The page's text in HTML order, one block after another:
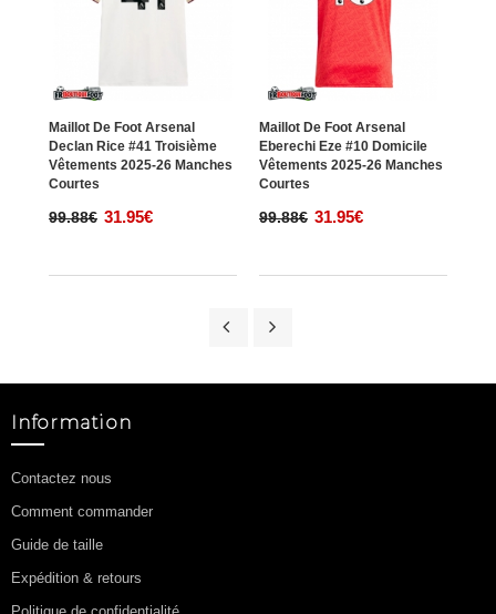
Maillot De Foot Arsenal
Declan Rice #41 Troisième
Vêtements 2025-26 Manches
Courtes
99.88€ 31.95€
Maillot De Foot Arsenal
Eberechi Eze #10 Domicile
Vêtements 2025-26 Manches
Courtes
99.88€ 31.95€
Information
Contactez nous
Comment commander
Guide de taille
Expédition & retours